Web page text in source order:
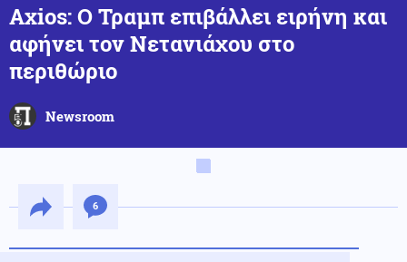
Axios: Ο Τραμπ επιβάλλει ειρήνη και
αφήνει τον Νετανιάχου στο
περιθώριο
Newsroom
6